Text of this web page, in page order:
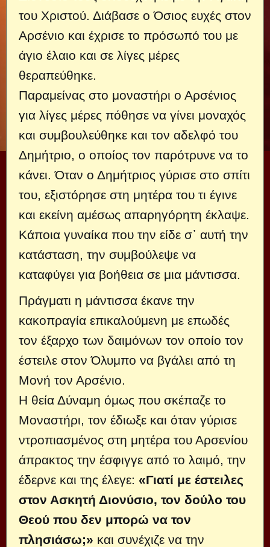
του Χριστού. Διάβασε ο Όσιος ευχές στον
Αρσένιο και έχρισε το πρόσωπό του με
άγιο έλαιο και σε λίγες μέρες
θεραπεύθηκε.
Παραμείνας στο μοναστήρι ο Αρσένιος
για λίγες μέρες πόθησε να γίνει μοναχός
και συμβουλεύθηκε και τον αδελφό του
Δημήτριο, ο οποίος τον παρότρυνε να το
κάνει. Όταν ο Δημήτριος γύρισε στο σπίτι
του, εξιστόρησε στη μητέρα του τι έγινε
και εκείνη αμέσως απαρηγόρητη έκλαψε.
Κάποια γυναίκα που την είδε σ᾿ αυτή την
κατάσταση, την συμβούλεψε να
καταφύγει για βοήθεια σε μια μάντισσα.
Πράγματι η μάντισσα έκανε την
κακοπραγία επικαλούμενη με επωδές
τον έξαρχο των δαιμόνων τον οποίο τον
έστειλε στον Όλυμπο να βγάλει από τη
Μονή τον Αρσένιο.
Η θεία Δύναμη όμως που σκέπαζε το
Μοναστήρι, τον έδιωξε και όταν γύρισε
ντροπιασμένος στη μητέρα του Αρσενίου
άπρακτος την έσφιγγε από το λαιμό, την
έδερνε και της έλεγε: «Γιατί με έστειλες
στον Ασκητή Διονύσιο, τον δούλο του
Θεού που δεν μπορώ να τον
πλησιάσω;» και συνέχιζε να την